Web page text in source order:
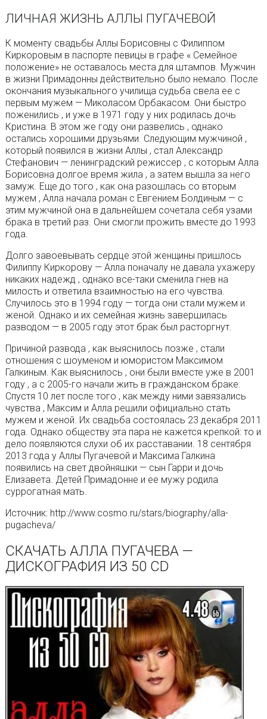
ЛИЧНАЯ ЖИЗНЬ АЛЛЫ ПУГАЧЕВОЙ
К моменту свадьбы Аллы Борисовны с Филиппом
Киркоровым в паспорте певицы в графе « Семейное
положение» не оставалось места для штампов. Мужчин
в жизни Примадонны действительно было немало. После
окончания музыкального училища судьба свела ее с
первым мужем — Миколасом Орбакасом. Они быстро
поженились , и уже в 1971 году у них родилась дочь
Кристина. В этом же году они развелись , однако
остались хорошими друзьями. Следующим мужчиной ,
который появился в жизни Аллы , стал Александр
Стефанович — ленинградский режиссер , с которым Алла
Борисовна долгое время жила , а затем вышла за него
замуж. Еще до того , как она разошлась со вторым
мужем , Алла начала роман с Евгением Болдиным — с
этим мужчиной она в дальнейшем сочетала себя узами
брака в третий раз. Они смогли прожить вместе до 1993
года.
Долго завоевывать сердце этой женщины пришлось
Филиппу Киркорову — Алла поначалу не давала ухажеру
никаких надежд , однако все-таки сменила гнев на
милость и ответила взаимностью на его чувства.
Случилось это в 1994 году — тогда они стали мужем и
женой. Однако и их семейная жизнь завершилась
разводом — в 2005 году этот брак был расторгнут.
Причиной развода , как выяснилось позже , стали
отношения с шоуменом и юмористом Максимом
Галкиным. Как выяснилось , они были вместе уже в 2001
году , а с 2005-го начали жить в гражданском браке.
Спустя 10 лет после того , как между ними завязались
чувства , Максим и Алла решили официально стать
мужем и женой. Их свадьба состоялась 23 декабря 2011
года. Однако обществу эта пара не кажется крепкой: то и
дело появляются слухи об их расставании. 18 сентября
2013 года у Аллы Пугачевой и Максима Галкина
появились на свет двойняшки — сын Гарри и дочь
Елизавета. Детей Примадонне и ее мужу родила
суррогатная мать.
Источник: http://www.cosmo.ru/stars/biography/alla-
pugacheva/
СКАЧАТЬ АЛЛА ПУГАЧЕВА —
ДИСКОГРАФИЯ ИЗ 50 CD